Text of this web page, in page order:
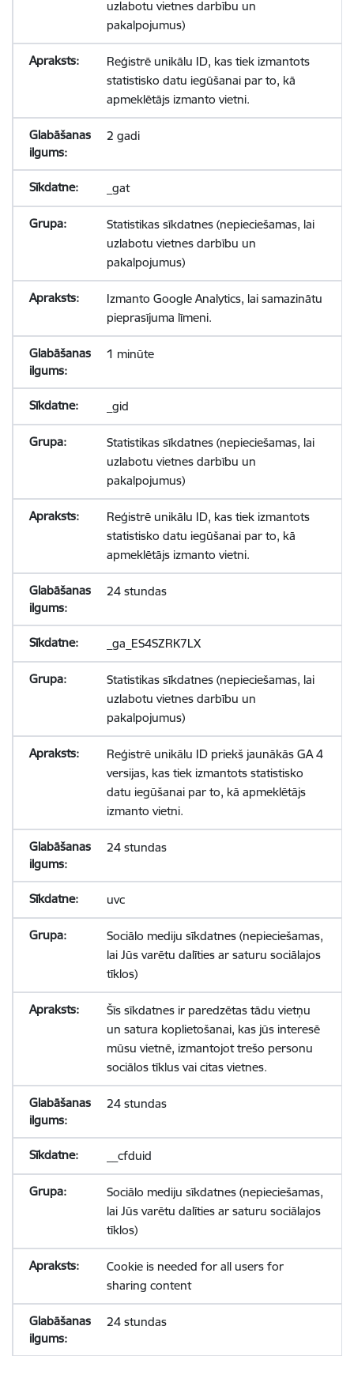
uzlabotu vietnes darbību un
pakalpojumus)
Reģistrē unikālu ID, kas tiek izmantots
statistisko datu iegūšanai par to, kā
apmeklētājs izmanto vietni.
2 gadi
_gat
Statistikas sīkdatnes (nepieciešamas, lai
uzlabotu vietnes darbību un
pakalpojumus)
Izmanto Google Analytics, lai samazinātu
pieprasījuma līmeni.
1 minūte
_gid
Statistikas sīkdatnes (nepieciešamas, lai
uzlabotu vietnes darbību un
pakalpojumus)
Reģistrē unikālu ID, kas tiek izmantots
statistisko datu iegūšanai par to, kā
apmeklētājs izmanto vietni.
24 stundas
_ga_ES4SZRK7LX
Statistikas sīkdatnes (nepieciešamas, lai
uzlabotu vietnes darbību un
pakalpojumus)
Reģistrē unikālu ID priekš jaunākās GA 4
versijas, kas tiek izmantots statistisko
datu iegūšanai par to, kā apmeklētājs
izmanto vietni.
24 stundas
uvc
Sociālo mediju sīkdatnes (nepieciešamas,
lai Jūs varētu dalīties ar saturu sociālajos
tīklos)
Šīs sīkdatnes ir paredzētas tādu vietņu
un satura koplietošanai, kas jūs interesē
mūsu vietnē, izmantojot trešo personu
sociālos tīklus vai citas vietnes.
24 stundas
__cfduid
Sociālo mediju sīkdatnes (nepieciešamas,
lai Jūs varētu dalīties ar saturu sociālajos
tīklos)
Cookie is needed for all users for
sharing content
24 stundas